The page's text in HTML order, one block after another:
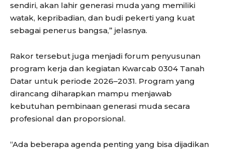
sendiri, akan lahir generasi muda yang memiliki
watak, kepribadian, dan budi pekerti yang kuat
sebagai penerus bangsa,” jelasnya.
Rakor tersebut juga menjadi forum penyusunan
program kerja dan kegiatan Kwarcab 0304 Tanah
Datar untuk periode 2026–2031. Program yang
dirancang diharapkan mampu menjawab
kebutuhan pembinaan generasi muda secara
profesional dan proporsional.
“Ada beberapa agenda penting yang bisa dijadikan